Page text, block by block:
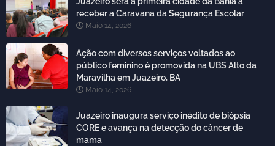
receber a Caravana da Segurança Escolar
Maio 14, 2026
Ação com diversos serviços voltados ao
público feminino é promovida na UBS Alto da
Maravilha em Juazeiro, BA
Maio 14, 2026
Juazeiro inaugura serviço inédito de biópsia
CORE e avança na detecção do câncer de
mama